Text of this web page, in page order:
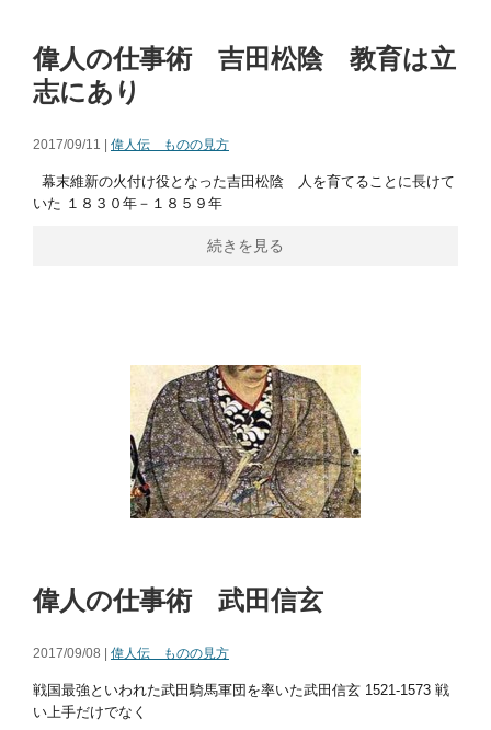
偉人の仕事術 吉田松陰 教育は立
志にあり
2017/09/11 | 偉人伝 ものの見方
幕末維新の火付け役となった吉田松陰 人を育てることに長けて
いた １８３０年－１８５９年
続きを見る
偉人の仕事術 武田信玄
2017/09/08 | 偉人伝 ものの見方
戦国最強といわれた武田騎馬軍団を率いた武田信玄 1521-1573 戦
い上手だけでなく